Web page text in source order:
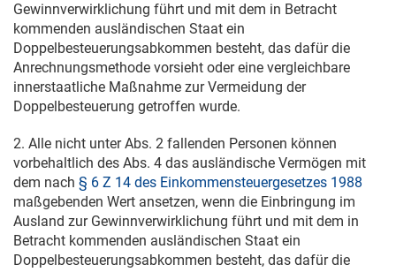
Gewinnverwirklichung führt und mit dem in Betracht
kommenden ausländischen Staat ein
Doppelbesteuerungsabkommen besteht, das dafür die
Anrechnungsmethode vorsieht oder eine vergleichbare
innerstaatliche Maßnahme zur Vermeidung der
Doppelbesteuerung getroffen wurde.
2. Alle nicht unter Abs. 2 fallenden Personen können
vorbehaltlich des Abs. 4 das ausländische Vermögen mit
dem nach § 6 Z 14 des Einkommensteuergesetzes 1988
maßgebenden Wert ansetzen, wenn die Einbringung im
Ausland zur Gewinnverwirklichung führt und mit dem in
Betracht kommenden ausländischen Staat ein
Doppelbesteuerungsabkommen besteht, das dafür die